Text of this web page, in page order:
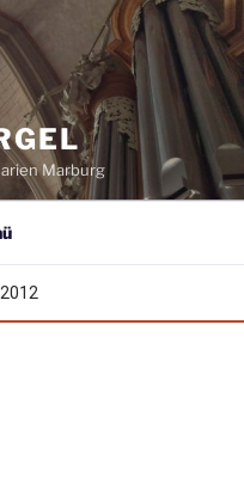
Marburg